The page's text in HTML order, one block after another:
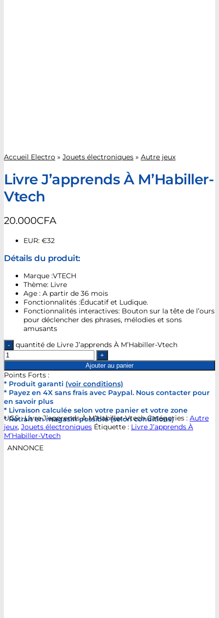
Accueil Electro » Jouets électroniques » Autre jeux
Livre J’apprends À M’Habiller-
Vtech
20.000CFA
EUR: €32
Détails du produit:
Marque :VTECH
Thème: Livre
Age : A partir de 36 mois
Fonctionnalités :Éducatif et Ludique.
Fonctionnalités interactives: Bouton sur la tête de l’ours
pour déclencher des phrases, mélodies et sons
amusants
quantité de Livre J’apprends À M’Habiller-Vtech
Ajouter au panier
Points Forts :
* Produit garanti (voir conditions)
* Payez en 4X sans frais avec Paypal. Nous contacter pour
en savoir plus
* Livraison calculée selon votre panier et votre zone
* Retrait en magasin possible (selon conditions)
UGS :Livre J’apprends À M’Habiller-Vtech Catégories : Autre
jeux, Jouets électroniques Étiquette : Livre J’apprends À
M’Habiller-Vtech
ANNONCE